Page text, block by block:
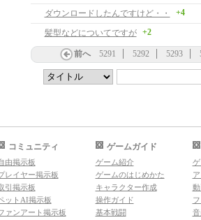
ダウンロードしたんですけど・・
+4
髪型などについてですが +2
前へ 5291 5292 5293
コミュニティ
由掲示板
レイヤー掲示板
引掲示板
ットAI掲示板
ァンアート掲示板
ゲームガイド
ゲーム紹介
ゲームのはじめかた
キャラクター作成
操作ガイド
基本戦闘